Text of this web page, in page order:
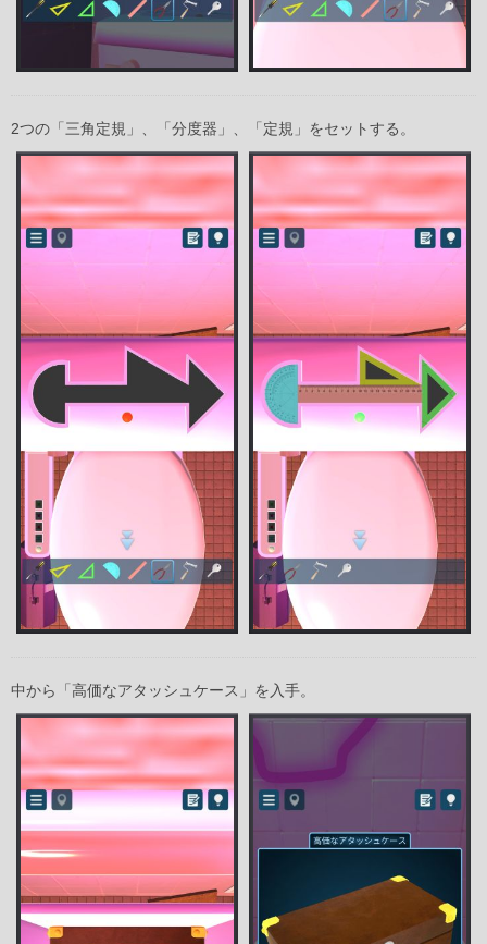
2つの「三角定規」、「分度器」、「定規」をセットする。
中から「高価なアタッシュケース」を入手。